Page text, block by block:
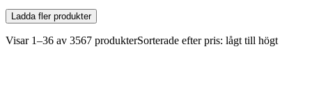
Ladda fler produkter
Visar 1–36 av 3567 produkterSorterade efter pris: lågt till högt